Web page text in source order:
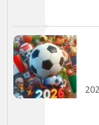
تأهلها إلى كأس العالم 2026